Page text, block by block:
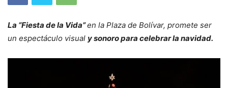
La “Fiesta de la Vida”en la Plaza de Bolívar, promete ser
un espectáculo visual y sonoro para celebrar la navidad.